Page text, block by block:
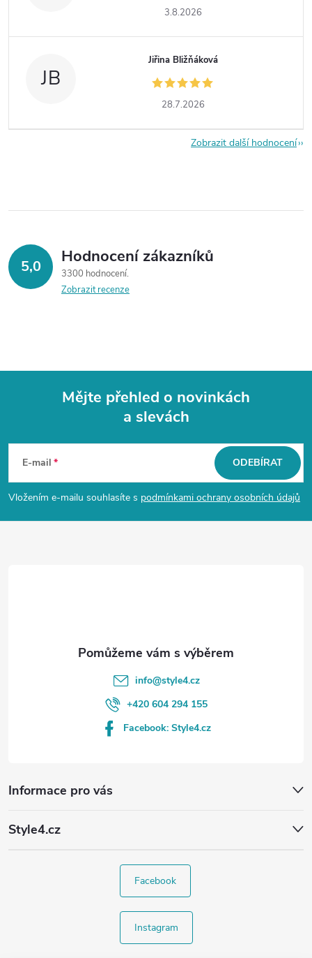
3.8.2026
JB
Jiřina Bližňáková
28.7.2026
Zobrazit další hodnocení
5,0 Hodnocení zákazníků
3300 hodnocení
Zobrazit recenze
p
a
Mějte přehled o novinkách
a slevách
E-mail
Vložením e-mailu souhlasíte s podmínkami ochrany osobních údajů
ODEBÍRAT
Informace pro vás
Style4.cz
info@style4.cz
+420 604 294 155
Facebook: Style4.cz
Facebook
Instagram